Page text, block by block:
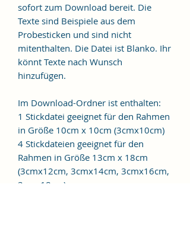
sofort zum Download bereit. Die
Texte sind Beispiele aus dem
Probesticken und sind nicht
mitenthalten. Die Datei ist Blanko. Ihr
könnt Texte nach Wunsch
hinzufügen.
Im Download-Ordner ist enthalten:
1 Stickdatei geeignet für den Rahmen
in Größe 10cm x 10cm (3cmx10cm)
4 Stickdateien geeignet für den
Rahmen in Größe 13cm x 18cm
(3cmx12cm, 3cmx14cm, 3cmx16cm,
3cmx18cm)